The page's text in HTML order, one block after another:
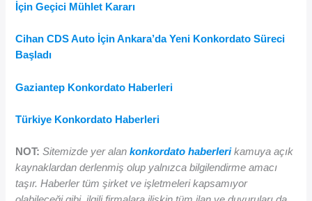
İçin Geçici Mühlet Kararı
Cihan CDS Auto İçin Ankara’da Yeni Konkordato Süreci
Başladı
Gaziantep Konkordato Haberleri
Türkiye Konkordato Haberleri
NOT:Sitemizde yer alankonkordato haberlerikamuya açık
kaynaklardan derlenmiş olup yalnızca bilgilendirme amacı
taşır. Haberler tüm şirket ve işletmeleri kapsamıyor